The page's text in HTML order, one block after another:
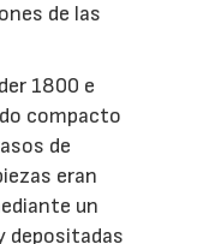
de las
1800 e
compacto
de
eran
un